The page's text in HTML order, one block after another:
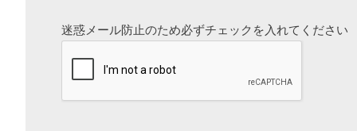
迷惑メール防止のため必ずチェックを入れてください